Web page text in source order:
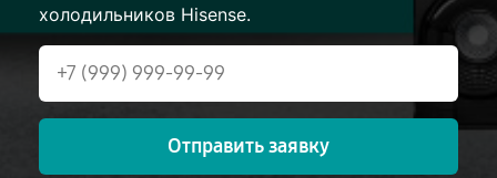
холодильников Hisense.
Отправить заявку